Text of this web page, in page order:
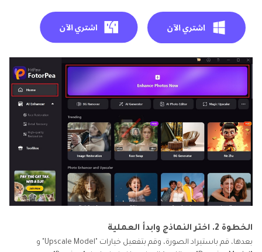
الخطوة 2. اختر النماذج وابدأ العملية
بعدها، قم باستيراد الصورة، وقم بتفعيل خيارات "Upscale Model" و